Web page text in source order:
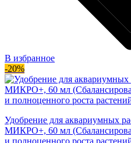
В избранное
-20%
Удобрение для аквариумных
МИКРО+, 60 мл
и полноценного роста